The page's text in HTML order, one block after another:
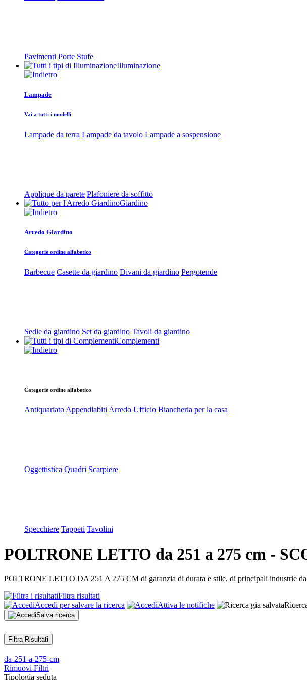
Pavimenti Porte Stufe
Illuminazione
Lampade
Vai a tutti i modelli
Lampade da terra Lampade da tavolo Lampade a sospensione
Applique da parete Plafoniere da soffitto
Giardino
Arredo Giardino
Categorie ordine alfabetico
Barbecue Casette da giardino Divani da giardino Pergotende
Sedie da giardino Set da giardino Tavoli da giardino
Complementi
Categorie ordine alfabetico
Antiquariato Appendiabiti Arredo Ufficio Biancheria per la casa
Oggettistica Quadri Scarpiere
Specchiere Tappeti Tavolini
POLTRONE LETTO da 251 a 275 cm -
POLTRONE LETTO DA 251 A 275 CM di garanzia di durata e stile, di principali industrie
Filtra risultati
Accedi per salvare la ricerca
Attiva le notifiche
Salva ricerca
Filtra Risultati
da-251-a-275-cm
Rimuovi Filtri
Tipologia seduta